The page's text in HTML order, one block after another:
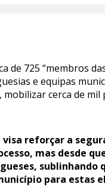
de 725 “membros
e equipas
cerca de mil
visa reforçar a
mas desde
sublinhando
para estas